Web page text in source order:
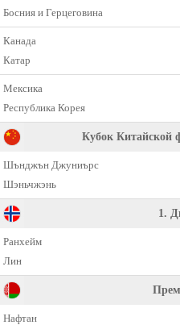
Босния и Герцеговина
Канада
Катар
Мексика
Республика Корея
Кубок Китайской
Шънджън Джуниърс
Шэньчжэнь
1.
Ранхейм
Лин
Нафтан